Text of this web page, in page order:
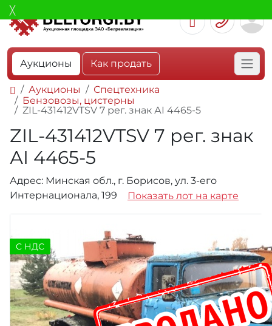
Аукционы Как продать
Аукционы
Спецтехника
Бензовозы, цистерны
ZIL-431412VTSV 7 рег. знак АI 4465-5
ZIL-431412VTSV 7 рег. знак
АI 4465-5
Адрес: Минская обл., г. Борисов, ул. 3-его
Интернационала, 199
Показать лот на карте
C НДС